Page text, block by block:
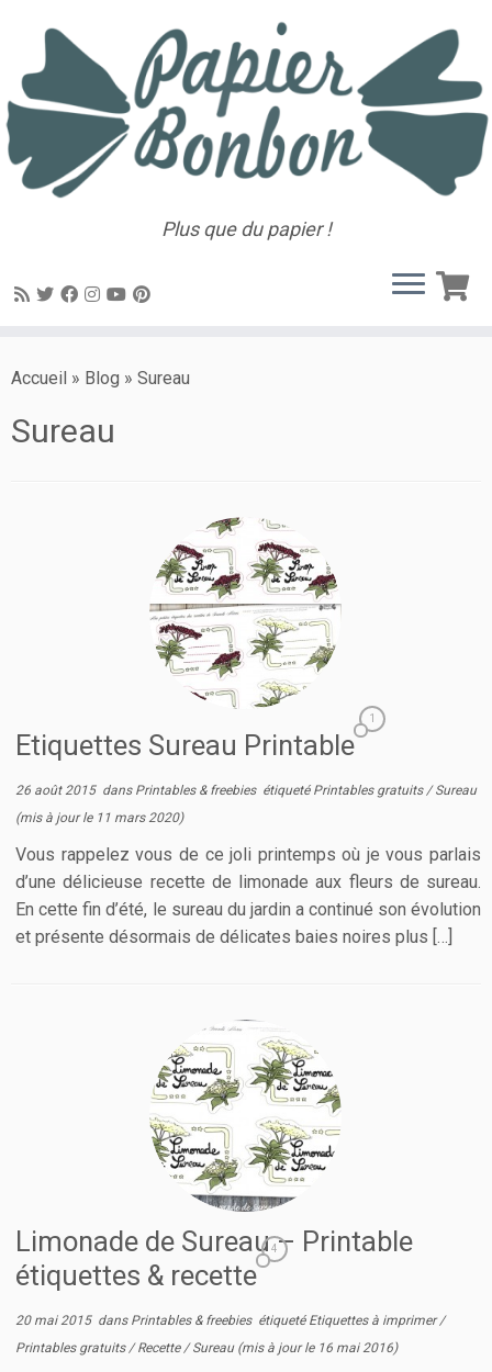
Plus que du papier !
Accueil » Blog » Sureau
Sureau
Etiquettes Sureau Printable
1
26 août 2015dans Printables & freebies étiqueté Printables gratuits /Sureau
(mis à jour le 11 mars 2020)
Vous rappelez vous de ce joli printemps où je vous parlais
d’une délicieuse recette de limonade aux fleurs de sureau.
En cette fin d’été, le sureau du jardin a continué son évolution
et présente désormais de délicates baies noires plus […]
Limonade de Sureau – Printable
étiquettes & recette
4
20 mai 2015dans Printables & freebies étiqueté Etiquettes à imprimer/
Printables gratuits /Recette /Sureau (mis à jour le 16 mai 2016)